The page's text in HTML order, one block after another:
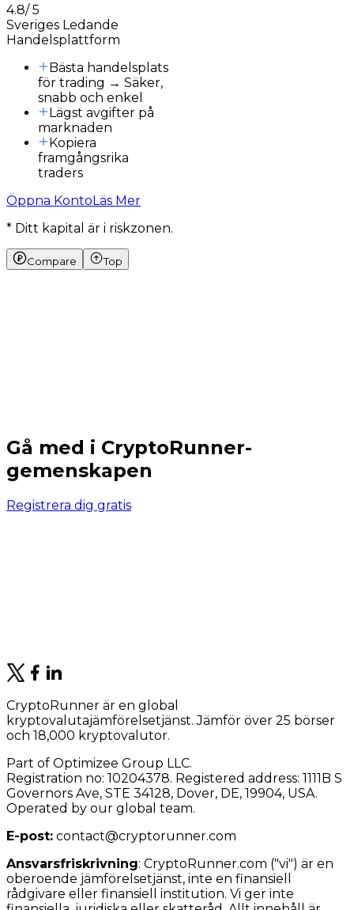
4.8/5
Sveriges Ledande
Handelsplattform
Bästa handelsplats
för trading → Säker,
snabb och enkel
Lägst avgifter på
marknaden
Kopiera
framgångsrika
traders
Öppna KontoLäs Mer
* Ditt kapital är i riskzonen.
Compare Top
Gå med i CryptoRunner-
gemenskapen
Registrera dig gratis
CryptoRunner är en global
kryptovalutajämförelsetjänst. Jämför över 25 börser
och 18,000 kryptovalutor.
Part of Optimizee Group LLC.
Registration no: 10204378. Registered address: 1111B S
Governors Ave, STE 34128, Dover, DE, 19904, USA.
Operated by our global team.
E-post: contact@cryptorunner.com
Ansvarsfriskrivning: CryptoRunner.com ("vi") är en
oberoende jämförelsetjänst, inte en finansiell
rådgivare eller finansiell institution. Vi ger inte